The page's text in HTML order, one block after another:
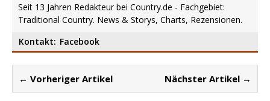
Seit 13 Jahren Redakteur bei Country.de - Fachgebiet:
Traditional Country. News & Storys, Charts, Rezensionen.
Kontakt: Facebook
← Vorheriger Artikel Nächster Artikel →